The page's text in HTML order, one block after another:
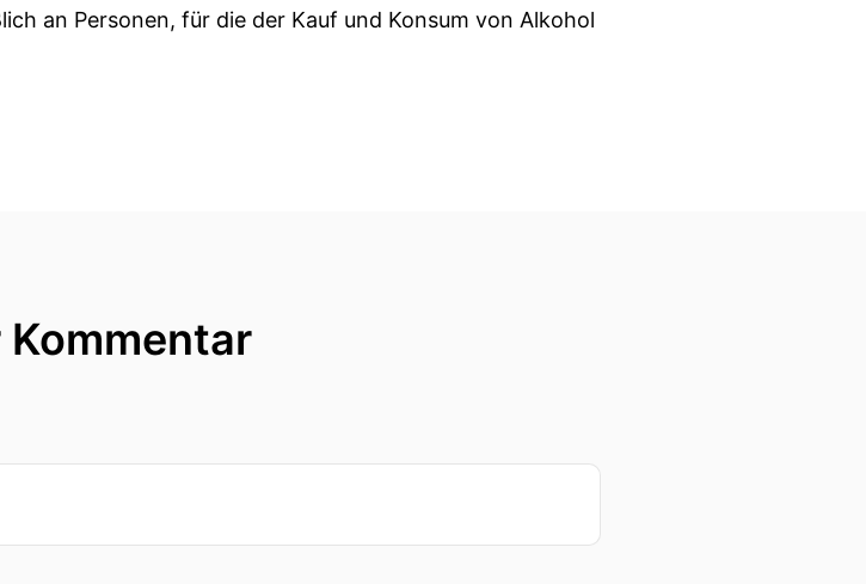
an Personen, für die der Kauf und Konsum von Alkohol
Kommentar